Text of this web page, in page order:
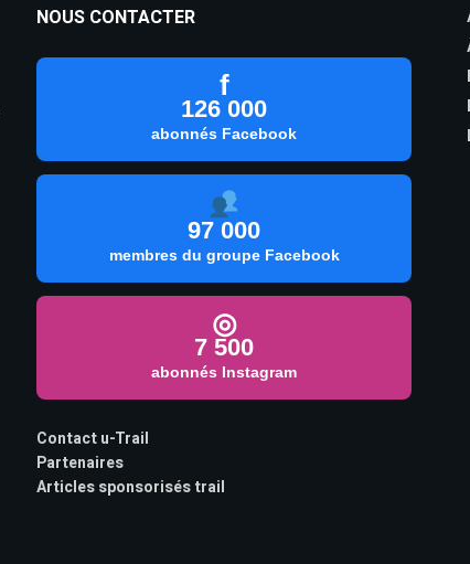
NOUS CONTACTER
f
126 000
abonnés Facebook
97 000
membres du groupe Facebook
◎
7 500
abonnés Instagram
Contact u-Trail
Partenaires
Articles sponsorisés trail